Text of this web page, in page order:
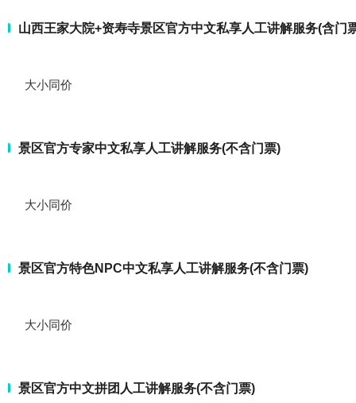
山西王家大院+资寿寺景区官方中文私享人工讲解服务(含门
大小同价
景区官方专家中文私享人工讲解服务(不含门票)
大小同价
景区官方特色NPC中文私享人工讲解服务(不含门票)
大小同价
景区官方中文拼团人工讲解服务(不含门票)